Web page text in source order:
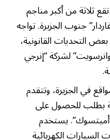
تقع ثلاثة من أكبر مناجم
جنوب الجزيرة. تواجه
التحديات القانونية،
لشركة “إنرجي
في الجزيرة، وتتقدم
بطلب للحصول على
يستخدم
الكهربائية